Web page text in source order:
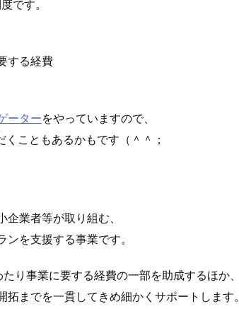
です。
する経費
ーターをやっていますので、
こともあるかもです（＾＾；
業者等が取り組む、
を支援する事業です。
り事業に要する経費の一部を助成するほか、
までを一貫してきめ細かくサポートします。